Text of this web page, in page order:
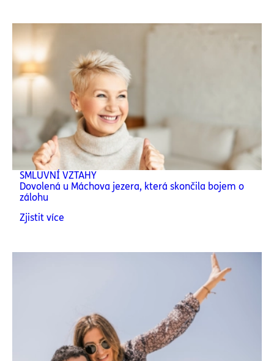
SMLUVNÍ VZTAHY
Dovolená u Máchova jezera, která skončila bojem o
zálohu
Zjistit více